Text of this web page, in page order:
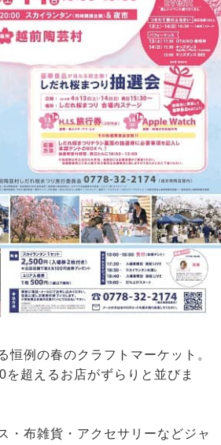
恒例の春のクラフトマーケット。
超えるお店がずらりと並びま
・布雑貨・アクセサリーなどジャ